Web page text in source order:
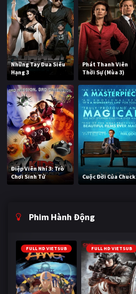
Những Tay Đua Siêu
Hạng 3
Phát Thanh Viên
Thời Sự (Mùa 3)
Điệp Viên Nhí 3: Trò
Chơi Sinh Tử
Cuộc Đời Của Chuck
Phim Hành Động
FULL HD VIETSUB FULL HD VIETSUB